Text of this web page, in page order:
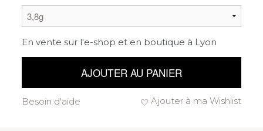
En vente sur l'e-shop et en boutique à Lyon
AJOUTER AU PANIER
Ajouter à ma Wishlist
Besoin d'aide